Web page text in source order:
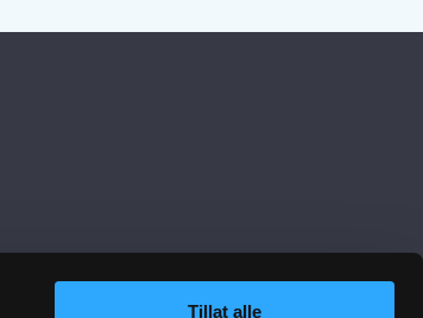
Tillat alle